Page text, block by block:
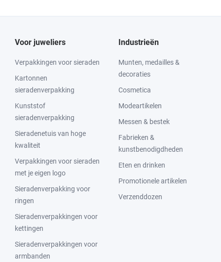
Voor juweliers
Verpakkingen voor sieraden
Kartonnen
sieradenverpakking
Kunststof
sieradenverpakking
Sieradenetuis van hoge
kwaliteit
Verpakkingen voor sieraden
met je eigen logo
Sieradenverpakking voor
ringen
Sieradenverpakkingen voor
kettingen
Sieradenverpakkingen voor
armbanden
Industrieën
Munten, medailles &
decoraties
Cosmetica
Modeartikelen
Messen & bestek
Fabrieken &
kunstbenodigdheden
Eten en drinken
Promotionele artikelen
Verzenddozen